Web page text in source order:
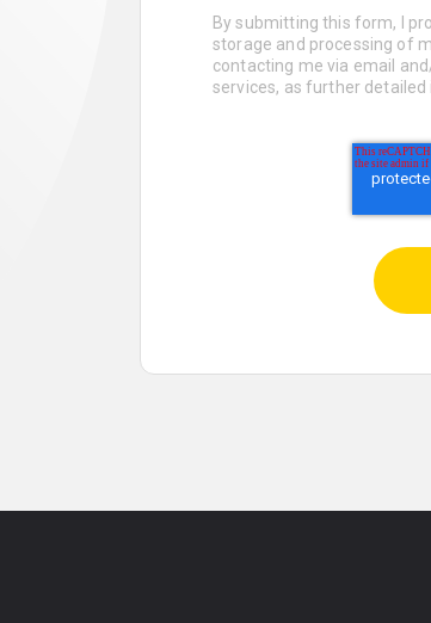
By submitting this form, I
storage and processing of
contacting me via email
services, as further